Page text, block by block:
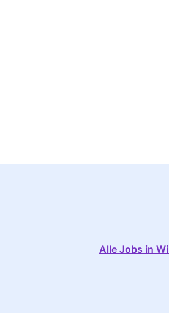
Alle Jobs in